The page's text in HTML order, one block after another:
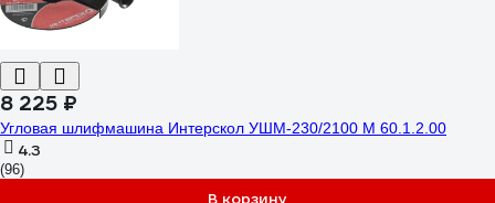
8 225 ₽
Угловая шлифмашина Интерскол УШМ-230/2100 М 60.1.2.00
4.3
(96)
В корзину